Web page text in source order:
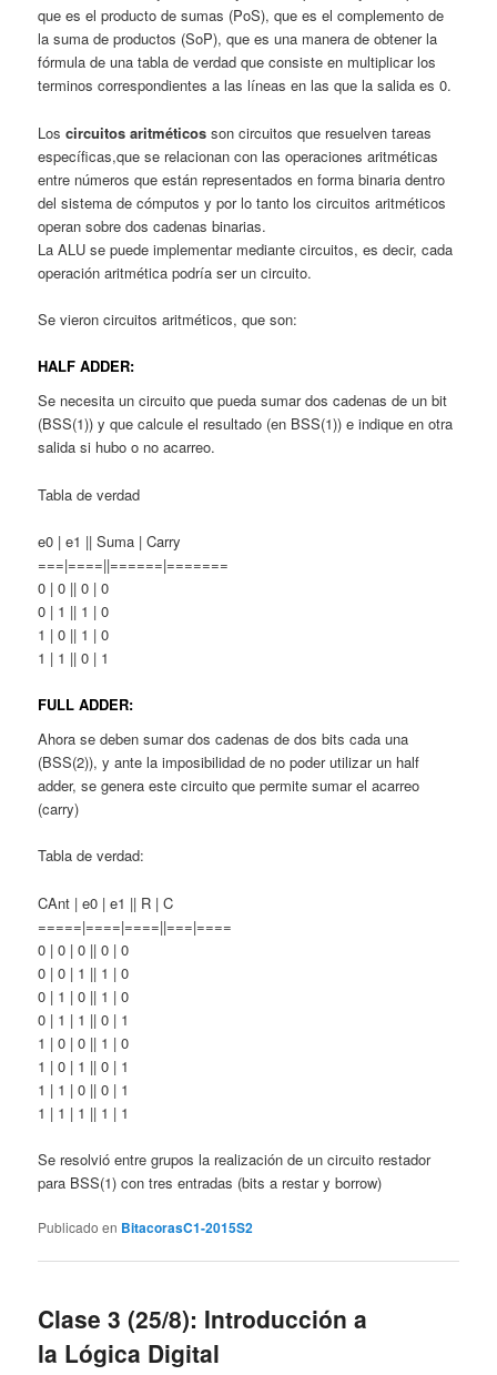
que es el producto de sumas (PoS), que es el complemento de
la suma de productos (SoP), que es una manera de obtener la
fórmula de una tabla de verdad que consiste en multiplicar los
terminos correspondientes a las líneas en las que la salida es 0.
Los circuitos aritméticos son circuitos que resuelven tareas
específicas,que se relacionan con las operaciones aritméticas
entre números que están representados en forma binaria dentro
del sistema de cómputos y por lo tanto los circuitos aritméticos
operan sobre dos cadenas binarias.
La ALU se puede implementar mediante circuitos, es decir, cada
operación aritmética podría ser un circuito.
Se vieron circuitos aritméticos, que son:
HALF ADDER:
Se necesita un circuito que pueda sumar dos cadenas de un bit
(BSS(1)) y que calcule el resultado (en BSS(1)) e indique en otra
salida si hubo o no acarreo.
Tabla de verdad
e0 | e1 || Suma | Carry
===|====||======|=======
0 | 0 || 0 | 0
0 | 1 || 1 | 0
1 | 0 || 1 | 0
1 | 1 || 0 | 1
FULL ADDER:
Ahora se deben sumar dos cadenas de dos bits cada una
(BSS(2)), y ante la imposibilidad de no poder utilizar un half
adder, se genera este circuito que permite sumar el acarreo
(carry)
Tabla de verdad:
CAnt | e0 | e1 || R | C
=====|====|====||===|====
0 | 0 | 0 || 0 | 0
0 | 0 | 1 || 1 | 0
0 | 1 | 0 || 1 | 0
0 | 1 | 1 || 0 | 1
1 | 0 | 0 || 1 | 0
1 | 0 | 1 || 0 | 1
1 | 1 | 0 || 0 | 1
1 | 1 | 1 || 1 | 1
Se resolvió entre grupos la realización de un circuito restador
para BSS(1) con tres entradas (bits a restar y borrow)
Publicado en BitacorasC1-2015S2
Clase 3 (25/8): Introducción a
la Lógica Digital